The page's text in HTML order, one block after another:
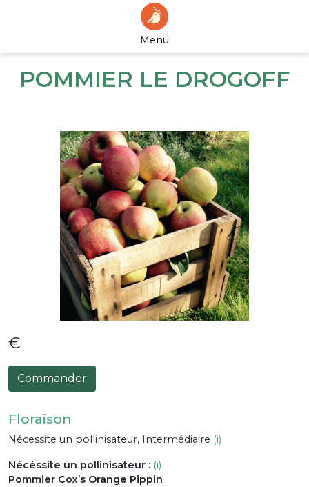
Menu
POMMIER LE DROGOFF
€
Commander
Floraison
Nécessite un pollinisateur, Intermédiaire (i)
Nécéssite un pollinisateur : (i)
Pommier Cox’s Orange Pippin